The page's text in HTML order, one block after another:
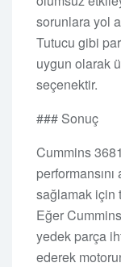
sorunlara yol
Tutucu gibi
uygun olarak
seçenektir.
### Sonuç
Cummins
sağlamak için
Eğer
yedek parça
ederek